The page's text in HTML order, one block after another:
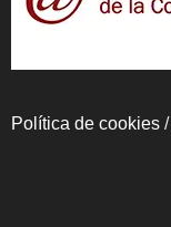
Política de cookies /